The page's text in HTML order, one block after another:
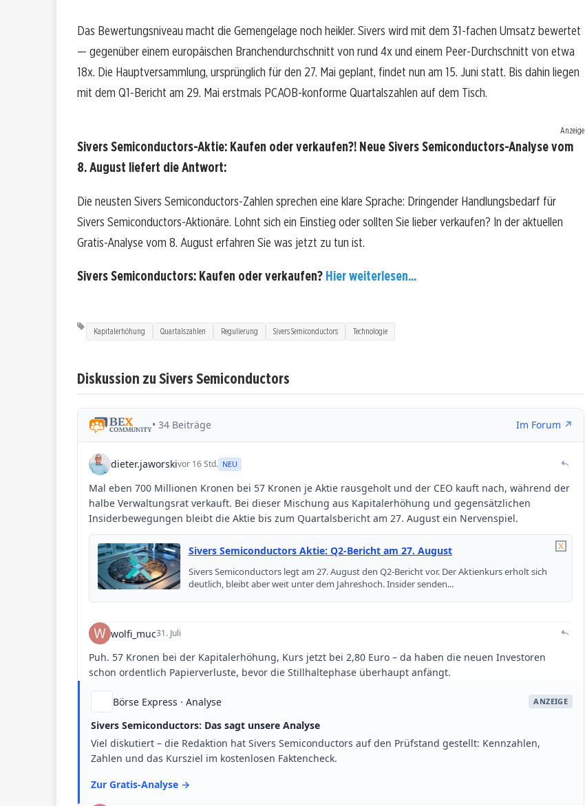
Das Bewertungsniveau macht die Gemengelage noch heikler. Sivers wird mit dem 31-fachen Umsatz bewertet
— gegenüber einem europäischen Branchendurchschnitt von rund 4x und einem Peer-Durchschnitt von etwa
18x. Die Hauptversammlung, ursprünglich für den 27. Mai geplant, findet nun am 15. Juni statt. Bis dahin liegen
mit dem Q1-Bericht am 29. Mai erstmals PCAOB-konforme Quartalszahlen auf dem Tisch.
Anzeige
Sivers Semiconductors-Aktie: Kaufen oder verkaufen?! Neue Sivers Semiconductors-Analyse vom
8. August liefert die Antwort:
Die neusten Sivers Semiconductors-Zahlen sprechen eine klare Sprache: Dringender Handlungsbedarf für
Sivers Semiconductors-Aktionäre. Lohnt sich ein Einstieg oder sollten Sie lieber verkaufen? In der aktuellen
Gratis-Analyse vom 8. August erfahren Sie was jetzt zu tun ist.
Sivers Semiconductors: Kaufen oder verkaufen? Hier weiterlesen...
Kapitalerhöhung Quartalszahlen Regulierung Sivers Semiconductors Technologie
Diskussion zu Sivers Semiconductors